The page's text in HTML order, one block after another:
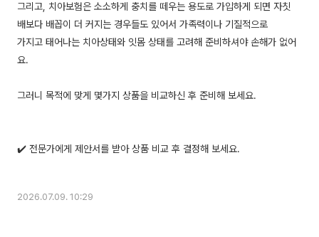
그리고, 치아보험은 소소하게 충치를 떼우는 용도로 가입하게 되면 자칫
배보다 배꼽이 더 커지는 경우들도 있어서 가족력이나 기질적으로
가지고 태어나는 치아상태와 잇몸 상태를 고려해 준비하셔야 손해가 없어
요.
그러니 목적에 맞게 몇가지 상품을 비교하신 후 준비해 보세요.
✔️ 전문가에게 제안서를 받아 상품 비교 후 결정해 보세요.
2026.07.09. 10:29